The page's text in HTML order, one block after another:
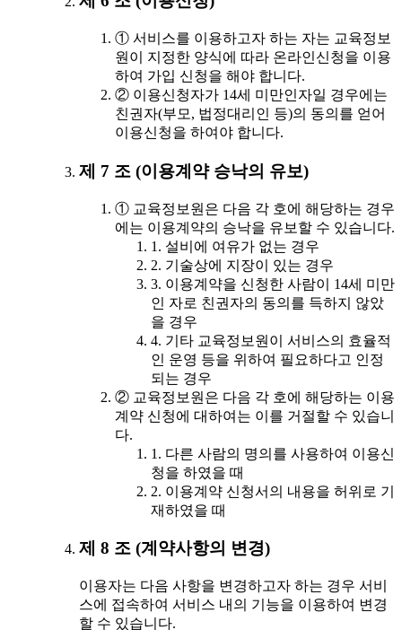
① 서비스를 이용하고자 하는 자는 교육정보
원이 지정한 양식에 따라 온라인신청을 이용
하여 가입 신청을 해야 합니다.
② 이용신청자가 14세 미만인자일 경우에는
친권자(부모, 법정대리인 등)의 동의를 얻어
이용신청을 하여야 합니다.
제 7 조 (이용계약 승낙의 유보)
① 교육정보원은 다음 각 호에 해당하는 경우
에는 이용계약의 승낙을 유보할 수 있습니다.
1. 설비에 여유가 없는 경우
2. 기술상에 지장이 있는 경우
3. 이용계약을 신청한 사람이 14세 미만
인 자로 친권자의 동의를 득하지 않았
을 경우
4. 기타 교육정보원이 서비스의 효율적
인 운영 등을 위하여 필요하다고 인정
되는 경우
② 교육정보원은 다음 각 호에 해당하는 이용
계약 신청에 대하여는 이를 거절할 수 있습니
다.
1. 다른 사람의 명의를 사용하여 이용신
청을 하였을 때
2. 이용계약 신청서의 내용을 허위로 기
재하였을 때
제 8 조 (계약사항의 변경)
이용자는 다음 사항을 변경하고자 하는 경우 서비
스에 접속하여 서비스 내의 기능을 이용하여 변경
할 수 있습니다.